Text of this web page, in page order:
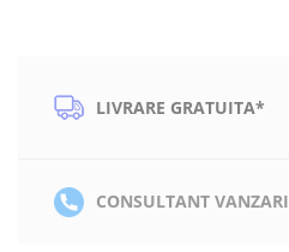
LIVRARE GRATUITA*
CONSULTANT